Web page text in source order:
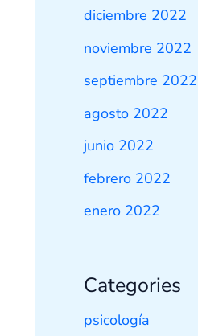
diciembre 2022
noviembre 2022
septiembre 2022
agosto 2022
junio 2022
febrero 2022
enero 2022
Categories
psicología